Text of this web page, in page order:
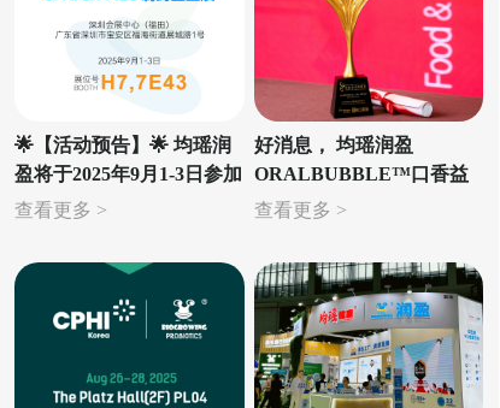
🌟【活动预告】🌟 均瑶润
盈将于2025年9月1-3日参加
CPHI&PMEC制药工业
查看更多 >
好消息， 均瑶润盈
ORALBUBBLE™口香益
生菌微泡片荣获荣格技术
查看更多 >